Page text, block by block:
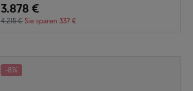
3.878 €
4.215 € Sie sparen 337 €
-8%